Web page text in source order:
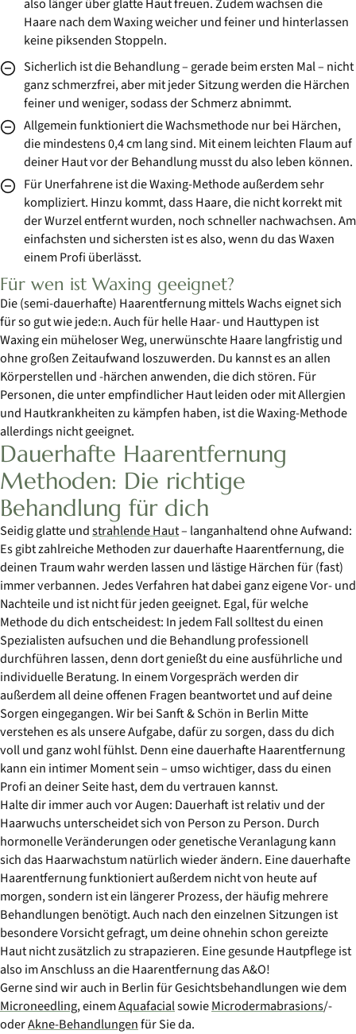
Haare nach dem Waxing weicher und feiner und hinterlassen
keine piksenden Stoppeln.
Sicherlich ist die Behandlung – gerade beim ersten Mal – nicht
ganz schmerzfrei, aber mit jeder Sitzung werden die Härchen
feiner und weniger, sodass der Schmerz abnimmt.
Allgemein funktioniert die Wachsmethode nur bei Härchen,
die mindestens 0,4 cm lang sind. Mit einem leichten Flaum auf
deiner Haut vor der Behandlung musst du also leben können.
Für Unerfahrene ist die Waxing-Methode außerdem sehr
kompliziert. Hinzu kommt, dass Haare, die nicht korrekt mit
der Wurzel entfernt wurden, noch schneller nachwachsen. Am
einfachsten und sichersten ist es also, wenn du das Waxen
einem Profi überlässt.
Für wen ist Waxing geeignet?
Die (semi-dauerhafte) Haarentfernung mittels Wachs eignet sich
für so gut wie jede:n. Auch für helle Haar- und Hauttypen ist
Waxing ein müheloser Weg, unerwünschte Haare langfristig und
ohne großen Zeitaufwand loszuwerden. Du kannst es an allen
Körperstellen und -härchen anwenden, die dich stören. Für
Personen, die unter empfindlicher Haut leiden oder mit Allergien
und Hautkrankheiten zu kämpfen haben, ist die Waxing-Methode
allerdings nicht geeignet.
Dauerhafte Haarentfernung
Methoden: Die richtige
Behandlung für dich
Seidig glatte undstrahlende Haut– langanhaltend ohne Aufwand:
Es gibt zahlreiche Methoden zur dauerhafte Haarentfernung, die
deinen Traum wahr werden lassen und lästige Härchen für (fast)
immer verbannen. Jedes Verfahren hat dabei ganz eigene Vor- und
Nachteile und ist nicht für jeden geeignet. Egal, für welche
Methode du dich entscheidest: In jedem Fall solltest du einen
Spezialisten aufsuchen und die Behandlung professionell
durchführen lassen, denn dort genießt du eine ausführliche und
individuelle Beratung. In einem Vorgespräch werden dir
außerdem all deine offenen Fragen beantwortet und auf deine
Sorgen eingegangen. Wir bei Sanft & Schön in Berlin Mitte
verstehen es als unsere Aufgabe, dafür zu sorgen, dass du dich
voll und ganz wohl fühlst. Denn eine dauerhafte Haarentfernung
kann ein intimer Moment sein – umso wichtiger, dass du einen
Profi an deiner Seite hast, dem du vertrauen kannst.
Halte dir immer auch vor Augen: Dauerhaft ist relativ und der
Haarwuchs unterscheidet sich von Person zu Person. Durch
hormonelle Veränderungen oder genetische Veranlagung kann
sich das Haarwachstum natürlich wieder ändern. Eine dauerhafte
Haarentfernung funktioniert außerdem nicht von heute auf
morgen, sondern ist ein längerer Prozess, der häufig mehrere
Behandlungen benötigt. Auch nach den einzelnen Sitzungen ist
besondere Vorsicht gefragt, um deine ohnehin schon gereizte
Haut nicht zusätzlich zu strapazieren. Eine gesunde Hautpflege ist
also im Anschluss an die Haarentfernung das A&O!
Gerne sind wir auch in Berlin für Gesichtsbehandlungen wie dem
Microneedling, einemAquafacialsowieMicrodermabrasions/-
oderAkne-Behandlungenfür Sie da.